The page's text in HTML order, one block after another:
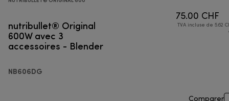
nutribullet® Original
600W avec 3
accessoires - Blender
NB606DG
75.00 CHF
TVA incluse de 5.62
Comparer